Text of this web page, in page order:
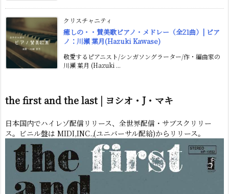
クリスチャニティ
癒しの・・賛美歌ピアノ・メドレー（全21曲）| ピア
ノ：川瀬 葉月(Hazuki Kawase)
敬愛するピアニスト/シンガソングラーター/作・編曲家の
川瀬 葉月 (Hazuki ...
the first and the last | ヨシオ・J・マキ
日本国内でハイレゾ配信リリース、全世界配信・サブスクリリー
ス。ビニル盤は MIDI,INC.,(ユニバーサル配給)からリリース。